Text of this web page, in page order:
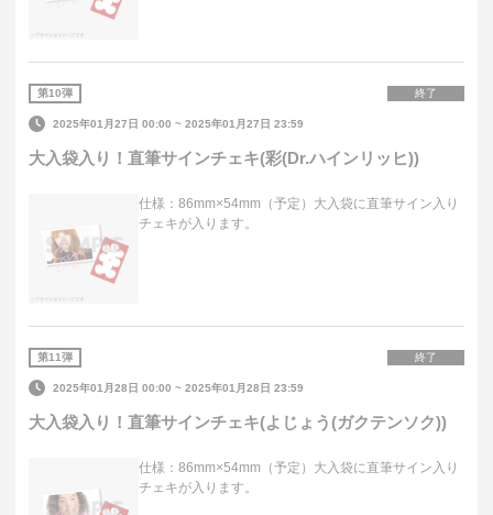
第10弾 終了
2025年01月27日 00:00 ~2025年01月27日 23:59
大入袋入り！直筆サインチェキ(彩(Dr.ハインリッヒ))
仕様：86mm×54mm（予定）大入袋に直筆サイン入り
チェキが入ります。
第11弾 終了
2025年01月28日 00:00 ~2025年01月28日 23:59
大入袋入り！直筆サインチェキ(よじょう(ガクテンソク))
仕様：86mm×54mm（予定）大入袋に直筆サイン入り
チェキが入ります。